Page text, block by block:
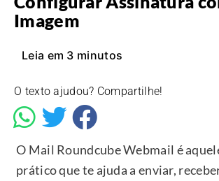
Imagem
Leia em 3 minutos
O texto ajudou? Compartilhe!
O Mail Roundcube Webmail é
prático que te ajuda a enviar,